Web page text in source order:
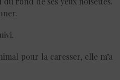
pour la caresser, elle m’a